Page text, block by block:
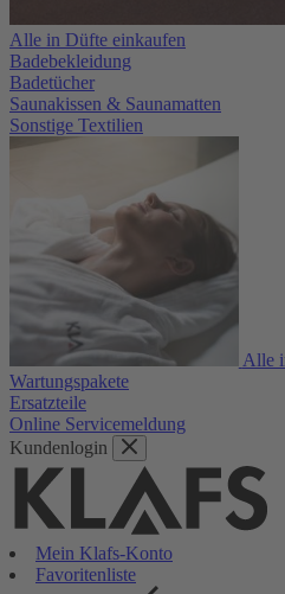
Alle in Düfte einkaufen
Badebekleidung
Badetücher
Saunakissen & Saunamatten
Sonstige Textilien
Alle
Wartungspakete
Ersatzteile
Online Servicemeldung
Kundenlogin
Mein Klafs-Konto
Favoritenliste